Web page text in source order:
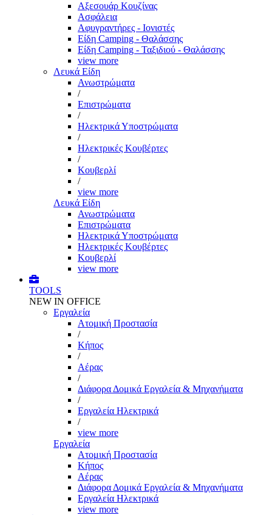
Αξεσουάρ Κουζίνας
Ασφάλεια
Αφυγραντήρες - Ιονιστές
Είδη Camping - Θαλάσσης
Είδη Camping - Ταξιδιού - Θαλάσσης
view more
Λευκά Είδη
Ανωστρώματα
/
Επιστρώματα
/
Ηλεκτρικά Υποστρώματα
/
Ηλεκτρικές Κουβέρτες
/
Κουβερλί
/
view more
Λευκά Είδη
Ανωστρώματα
Επιστρώματα
Ηλεκτρικά Υποστρώματα
Ηλεκτρικές Κουβέρτες
Κουβερλί
view more
TOOLS
NEW IN OFFICE
Εργαλεία
Aτομική Προστασία
/
Kήπος
/
Αέρας
/
Διάφορα Δομικά Εργαλεία & Μηχανήματα
/
Εργαλεία Ηλεκτρικά
/
view more
Εργαλεία
Aτομική Προστασία
Kήπος
Αέρας
Διάφορα Δομικά Εργαλεία & Μηχανήματα
Εργαλεία Ηλεκτρικά
view more